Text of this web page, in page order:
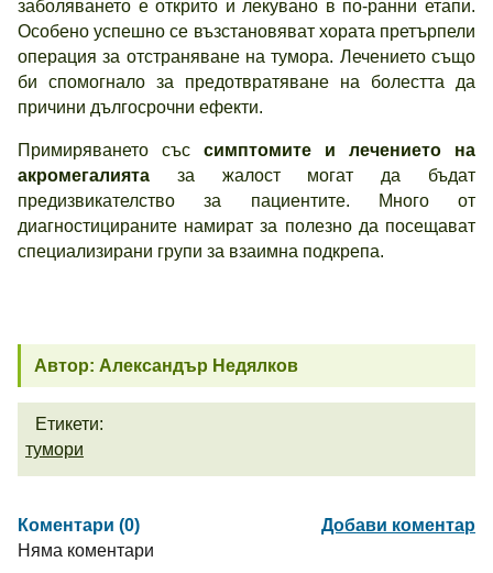
заболяването е открито и лекувано в по-ранни етапи.
Особено успешно се възстановяват хората претърпели
операция за отстраняване на тумора. Лечението също
би спомогнало за предотвратяване на болестта да
причини дългосрочни ефекти.
Примиряването със симптомите и лечението на
акромегалията за жалост могат да бъдат
предизвикателство за пациентите. Много от
диагностицираните намират за полезно да посещават
специализирани групи за взаимна подкрепа.
Автор: Александър Недялков
Етикети:
тумори
Коментари (0)
Добави коментар
Няма коментари